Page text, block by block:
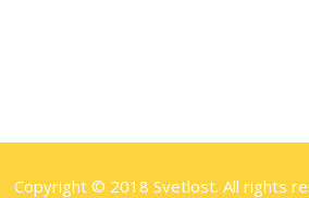
Copyright © 2018 Svetlost. All rights